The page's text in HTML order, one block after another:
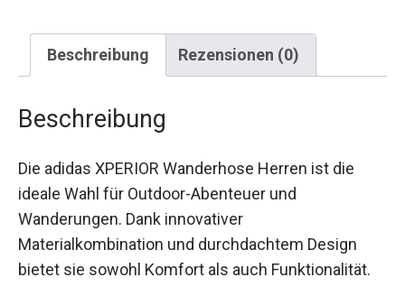
Beschreibung Rezensionen (0)
Beschreibung
ideale Wahl für Outdoor-Abenteuer und
Wanderungen. Dank innovativer
Materialkombination und durchdachtem Design
bietet sie sowohl Komfort als auch Funktionalität.